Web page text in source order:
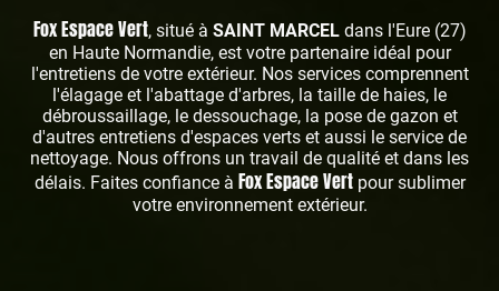
Fox Espace Vert, situé à SAINT MARCELdans l'Eure (27)
en Haute Normandie, est votre partenaire idéal pour
l'entretiens de votre extérieur. Nos services comprennent
l'élagage et l'abattage d'arbres, la taille de haies, le
débroussaillage, le dessouchage, la pose de gazon et
d'autres entretiens d'espaces verts et aussi le service de
nettoyage. Nous offrons un travail de qualité et dans les
délais. Faites confiance à Fox Espace Vertpour sublimer
votre environnement extérieur.